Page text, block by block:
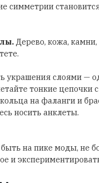
симметрии
Дерево, кожа,
украшения слоями —
тонкие цепочки
на фаланги и
носить анклеты.
на пике моды, не
и